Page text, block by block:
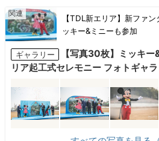
【TDL新エリア】新ファ
ッキー&ミニーも参加
ギャラリー
【写真30枚】ミッキ
リア起工式セレモニー フォトギャ